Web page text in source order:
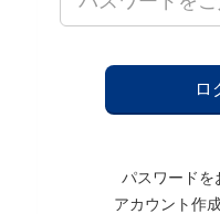
パスワードを
アカウント作